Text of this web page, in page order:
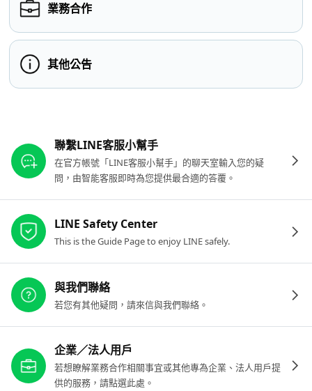
業務合作
其他公告
聯繫LINE客服小幫手
在官方帳號「LINE客服小幫手」的聊天室輸入您的疑
問，由智能客服即時為您提供最合適的答覆。
LINE Safety Center
This is the Guide Page to enjoy LINE safely.
與我們聯絡
若您有其他疑問，請來信與我們聯絡。
企業／法人用戶
若想瞭解業務合作相關事宜或其他專為企業、法人用戶提
供的服務，請點選此處。